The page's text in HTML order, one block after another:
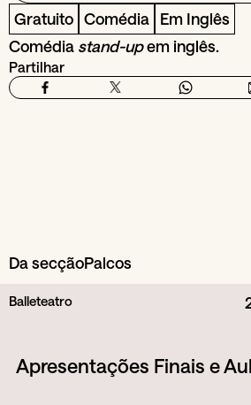
Gratuito Comédia Em Inglês
Comédia stand-upem inglês.
Partilhar
Da secçãoPalcos
Balleteatro
Apresentações Finais e